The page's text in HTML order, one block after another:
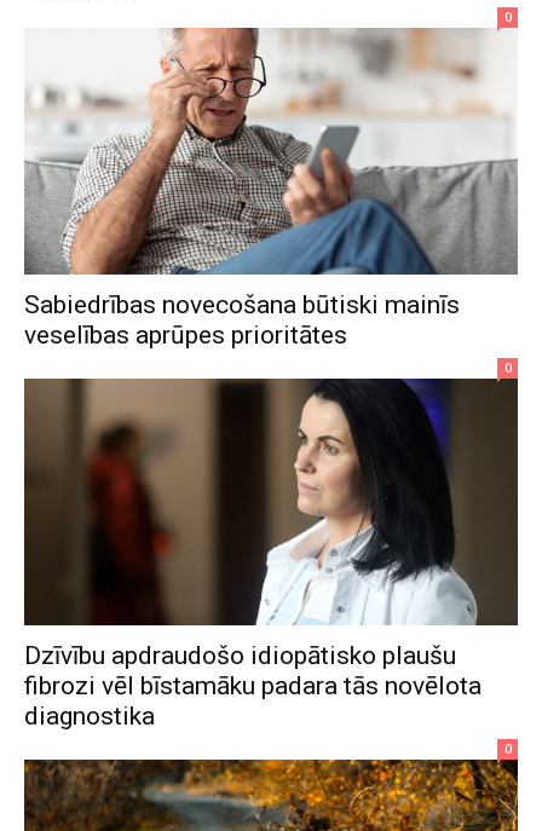
0
Sabiedrības novecošana būtiski mainīs
veselības aprūpes prioritātes
0
Dzīvību apdraudošo idiopātisko plaušu
fibrozi vēl bīstamāku padara tās novēlota
diagnostika
0